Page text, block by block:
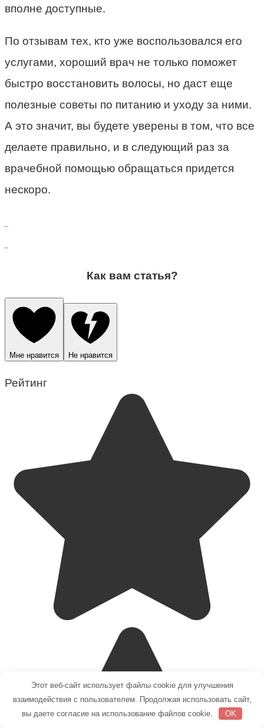
вполне доступные.
По отзывам тех, кто уже воспользовался его
услугами, хороший врач не только поможет
быстро восстановить волосы, но даст еще
полезные советы по питанию и уходу за ними.
А это значит, вы будете уверены в том, что все
делаете правильно, и в следующий раз за
врачебной помощью обращаться придется
нескоро.
Как вам статья?
Мне нравится Не нравится
Рейтинг
Этот веб-сайт использует файлы cookie для улучшения
взаимодействия с пользователем. Продолжая использовать сайт,
вы даете согласие на использование файлов cookie.
OK